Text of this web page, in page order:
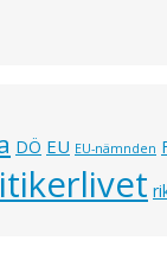
DÖ EU EU-nämnden